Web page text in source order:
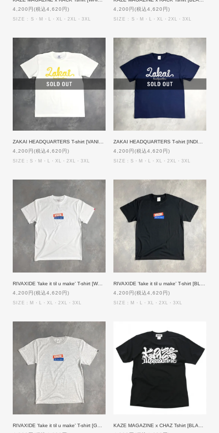
4,200円(税込4,620円)
SIZE : S・M・L・XL・2XL・3XL
4,200円(税込4,620円)
SIZE : S・M・L・XL・2XL・3XL
4,200円(税込4,620円)
SIZE：S・M・L・XL・2XL・3XL
4,200円(税込4,620円)
SIZE：S・M・L・XL・2XL・3XL
RIVAXIDE 'fake it til u make' T-shirt [WHITE]
4,200円(税込4,620円)
SIZE：M・L・XL・2XL・3XL
4,200円(税込4,620円)
SIZE：M・L・XL・2XL・3XL